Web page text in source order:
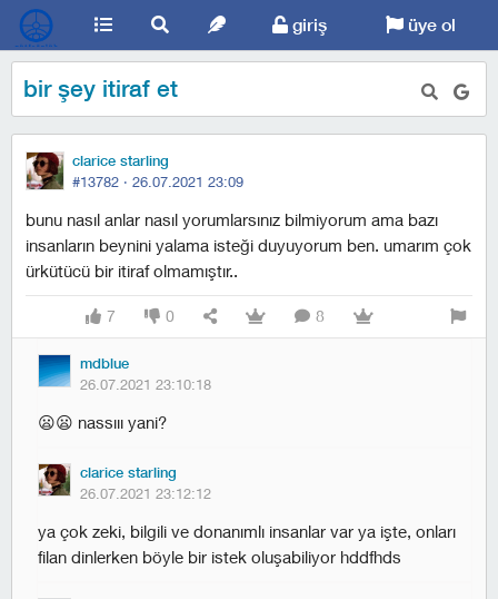
giriş üye ol
bir şey itiraf et
clarice starling
#13782 · 26.07.2021 23:09
bunu nasıl anlar nasıl yorumlarsınız bilmiyorum ama bazı
insanların beynini yalama isteği duyuyorum ben. umarım çok
ürkütücü bir itiraf olmamıştır..
7 0 8
mdblue
26.07.2021 23:10:18
😦😦 nassııı yani?
clarice starling
26.07.2021 23:12:12
ya çok zeki, bilgili ve donanımlı insanlar var ya işte, onları
filan dinlerken böyle bir istek oluşabiliyor hddfhds